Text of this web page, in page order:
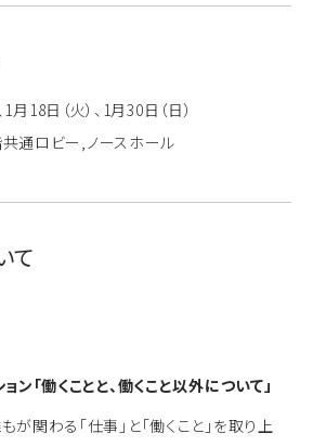
月18日（火）、1月30日（日）
通ロビー,ノースホール
て
ン「働くことと、働くこと以外について」
関わる「仕事」と「働くこと」を取り上